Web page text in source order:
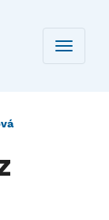
Toggle